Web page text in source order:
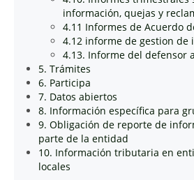
información, quejas y
4.11 Informes de Acuerdo
4.12 informe de gestion de
4.13. Informe del defensor
5. Trámites
6. Participa
7. Datos abiertos
8. Información específica para
9. Obligación de reporte de
parte de la entidad
10. Información tributaria en
locales